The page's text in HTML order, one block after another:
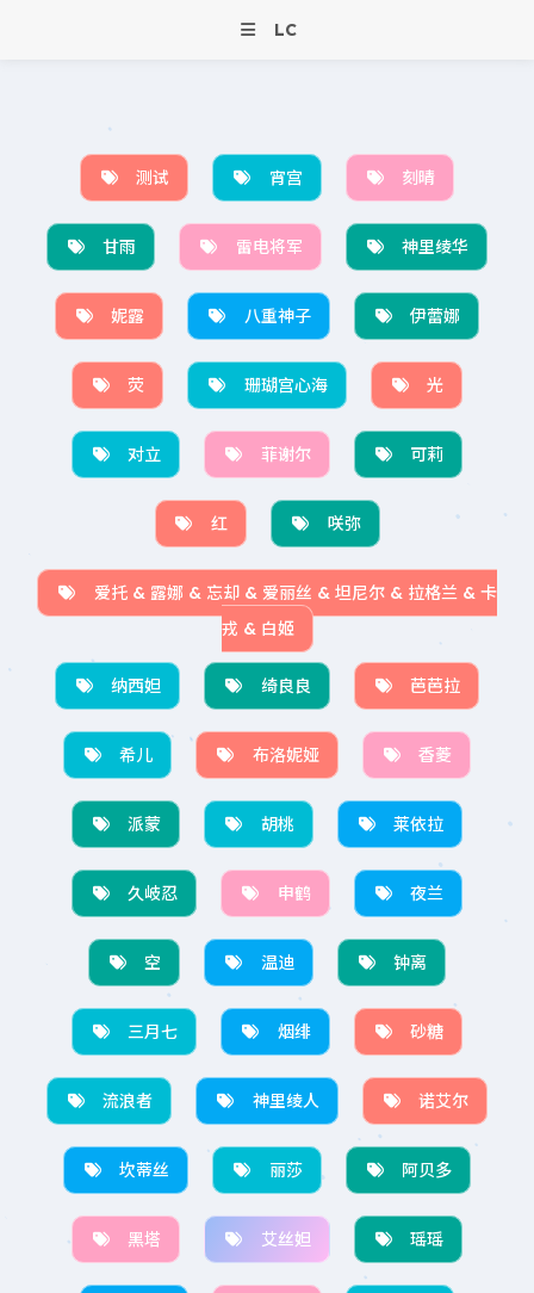
LC
测试 宵宫 刻晴
甘雨 雷电将军 神里绫华
妮露 八重神子 伊蕾娜
荧 珊瑚宫心海 光
对立 菲谢尔 可莉
红 咲弥
爱托 & 露娜 & 忘却 & 爱丽丝 & 坦尼尔 & 拉格兰 & 卡
戎 & 白姬
纳西妲 绮良良 芭芭拉
希儿 布洛妮娅 香菱
派蒙 胡桃 莱依拉
久岐忍 申鹤 夜兰
空 温迪 钟离
三月七 烟绯 砂糖
流浪者 神里绫人 诺艾尔
坎蒂丝 丽莎 阿贝多
黑塔 艾丝妲 瑶瑶